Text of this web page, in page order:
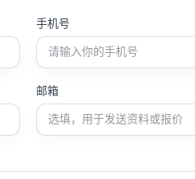
手机号
邮箱